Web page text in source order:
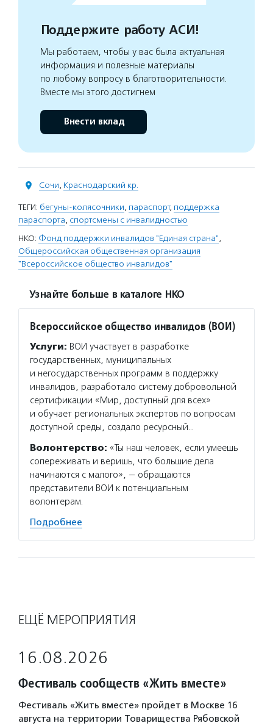
Поддержите работу АСИ!
Мы работаем, чтобы у вас была актуальная
информация и полезные материалы
по любому вопросу в благотворительности.
Вместе мы этого достигнем
Внести вклад
Сочи, Краснодарский кр.
ТЕГИ: бегуны-колясочники, параспорт, поддержка
параспорта, спортсмены с инвалидностью
НКО: Фонд поддержки инвалидов "Единая страна",
Общероссийская общественная организация
"Всероссийское общество инвалидов"
Узнайте больше в каталоге НКО
Всероссийское общество инвалидов (ВОИ)
Услуги: ВОИ участвует в разработке
государственных, муниципальных
и негосударственных программ в поддержку
инвалидов, разработало систему добровольной
сертификации «Мир, доступный для всех»
и обучает региональных экспертов по вопросам
доступной среды, создало ресурсный…
Волонтерство: «Ты наш человек, если умеешь
сопереживать и веришь, что большие дела
начинаются с малого», — обращаются
представители ВОИ к потенциальным
волонтерам.
Подробнее
ЕЩЁ МЕРОПРИЯТИЯ
16.08.2026
Фестиваль сообществ «Жить вместе»
Фестиваль «Жить вместе» пройдет в Москве 16
августа на территории Товарищества Рябовской